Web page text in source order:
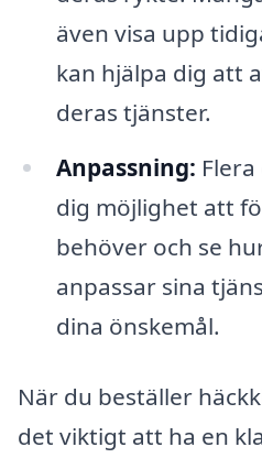
även visa upp
kan hjälpa dig att
deras tjänster.
Anpassning:
dig möjlighet att
behöver och se
anpassar sina
dina önskemål.
När du beställer
det viktigt att ha en